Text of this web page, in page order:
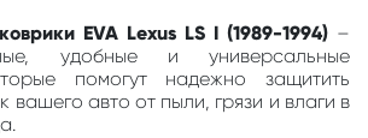
EVA Lexus LS I (1989-1994) –
удобные и универсальные
помогут надежно защитить
вашего авто от пыли, грязи и влаги в